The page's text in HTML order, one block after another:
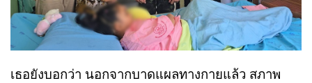
เธอยังบอกว่า นอกจากบาดแผลทางกายแล้ว สภาพ